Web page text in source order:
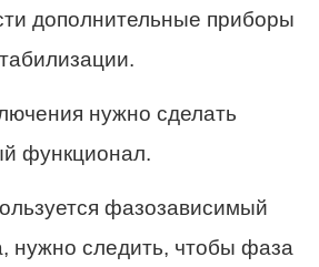
дополнительные приборы
нужно сделать
функционал.
фазозависимый
нужно следить, чтобы фаза